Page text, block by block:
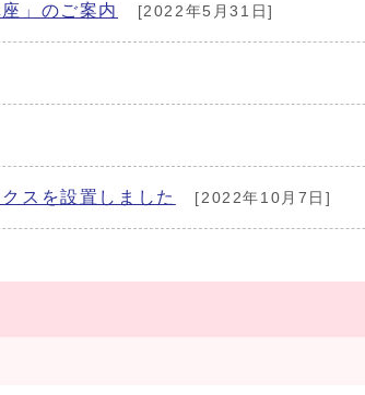
」のご案内 [2022年5月31日]
スを設置しました [2022年10月7日]